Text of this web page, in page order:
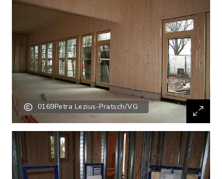
0169Petra Lezius-Pratsch/VG